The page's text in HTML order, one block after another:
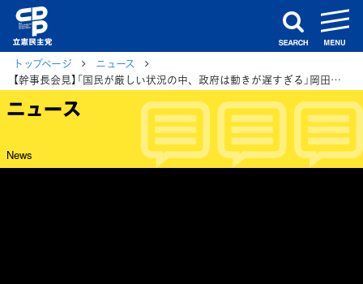
search
トップページ
ニュース
【幹事長会見】「国民が厳しい状況の中、政府は動きが遅すぎる」岡田幹事長
ニュース
News